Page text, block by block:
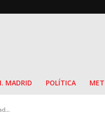
MADRID POLÍTICA